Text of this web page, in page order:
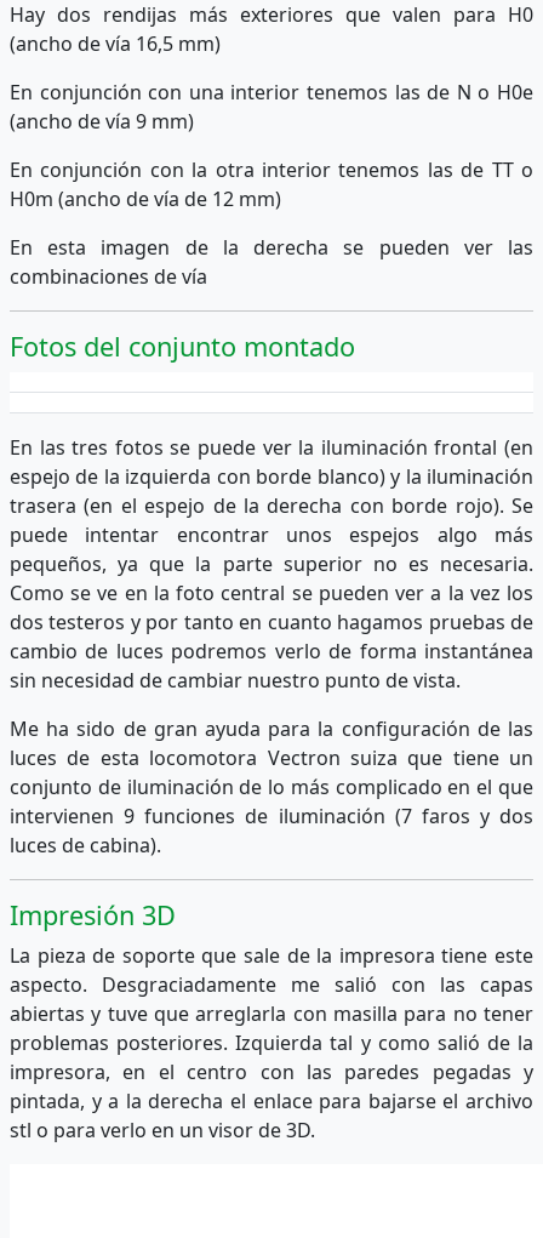
Hay dos rendijas más exteriores que valen para H0
(ancho de vía 16,5 mm)
En conjunción con una interior tenemos las de N o H0e
(ancho de vía 9 mm)
En conjunción con la otra interior tenemos las de TT o
H0m (ancho de vía de 12 mm)
En esta imagen de la derecha se pueden ver las
combinaciones de vía
Fotos del conjunto montado
En las tres fotos se puede ver la iluminación frontal (en
espejo de la izquierda con borde blanco) y la iluminación
trasera (en el espejo de la derecha con borde rojo). Se
puede intentar encontrar unos espejos algo más
pequeños, ya que la parte superior no es necesaria.
Como se ve en la foto central se pueden ver a la vez los
dos testeros y por tanto en cuanto hagamos pruebas de
cambio de luces podremos verlo de forma instantánea
sin necesidad de cambiar nuestro punto de vista.
Me ha sido de gran ayuda para la configuración de las
luces de esta locomotora Vectron suiza que tiene un
conjunto de iluminación de lo más complicado en el que
intervienen 9 funciones de iluminación (7 faros y dos
luces de cabina).
Impresión 3D
La pieza de soporte que sale de la impresora tiene este
aspecto. Desgraciadamente me salió con las capas
abiertas y tuve que arreglarla con masilla para no tener
problemas posteriores. Izquierda tal y como salió de la
impresora, en el centro con las paredes pegadas y
pintada, y a la derecha el enlace para bajarse el archivo
stl o para verlo en un visor de 3D.